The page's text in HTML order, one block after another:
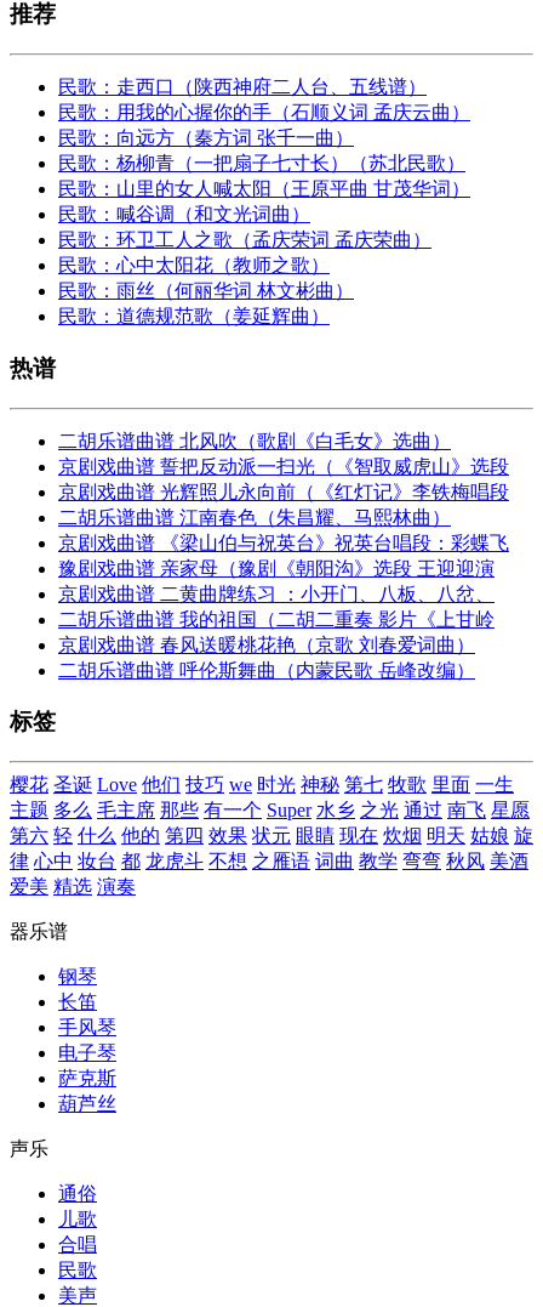
推荐
民歌：走西口（陕西神府二人台、五线谱）
民歌：用我的心握你的手（石顺义词 孟庆云曲）
民歌：向远方（秦方词 张千一曲）
民歌：杨柳青（一把扇子七寸长）（苏北民歌）
民歌：山里的女人喊太阳（王原平曲 甘茂华词）
民歌：喊谷调（和文光词曲）
民歌：环卫工人之歌（孟庆荣词 孟庆荣曲）
民歌：心中太阳花（教师之歌）
民歌：雨丝（何丽华词 林文彬曲）
民歌：道德规范歌（姜延辉曲）
热谱
二胡乐谱曲谱 北风吹（歌剧《白毛女》选曲）
京剧戏曲谱 誓把反动派一扫光（《智取威虎山》选段
京剧戏曲谱 光辉照儿永向前（《红灯记》李铁梅唱段
二胡乐谱曲谱 江南春色（朱昌耀、马熙林曲）
京剧戏曲谱 《梁山伯与祝英台》祝英台唱段：彩蝶飞
豫剧戏曲谱 亲家母（豫剧《朝阳沟》选段 王迎迎演
京剧戏曲谱 二黄曲牌练习 ：小开门、八板、八岔、
二胡乐谱曲谱 我的祖国（二胡二重奏 影片《上甘岭
京剧戏曲谱 春风送暖桃花艳（京歌 刘春爱词曲）
二胡乐谱曲谱 呼伦斯舞曲（内蒙民歌 岳峰改编）
标签
樱花 圣诞 Love 他们 技巧 we 时光 神秘 第七 牧歌 里面 一生
主题 多么 毛主席 那些 有一个 Super 水乡 之光 通过 南飞 星愿
第六 轻 什么 他的 第四 效果 状元 眼睛 现在 炊烟 明天 姑娘 旋
律 心中 妆台 都 龙虎斗 不想 之雁语 词曲 教学 弯弯 秋风 美酒
爱美 精选 演奏
器乐谱
钢琴
长笛
手风琴
电子琴
萨克斯
葫芦丝
声乐
通俗
儿歌
合唱
民歌
美声